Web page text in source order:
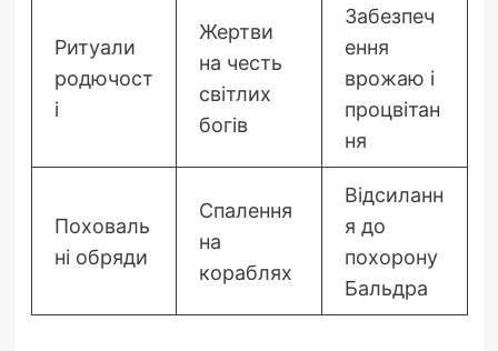
Ритуали
родючост
і
Жертви
на честь
світлих
богів
Забезпеч
ення
врожаю і
процвітан
ня
Поховаль
ні обряди
Спалення
на
кораблях
Відсиланн
я до
похорону
Бальдра